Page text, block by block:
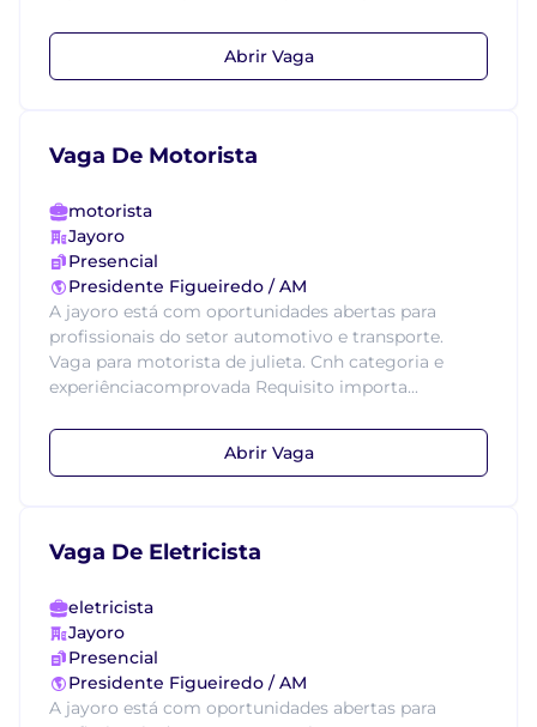
Abrir Vaga
Vaga De Motorista
motorista
Jayoro
Presencial
Presidente Figueiredo / AM
A jayoro está com oportunidades abertas para
profissionais do setor automotivo e transporte.
Vaga para motorista de julieta. Cnh categoria e
experiênciacomprovada Requisito importa...
Abrir Vaga
Vaga De Eletricista
eletricista
Jayoro
Presencial
Presidente Figueiredo / AM
A jayoro está com oportunidades abertas para